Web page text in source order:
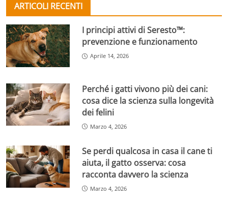
ARTICOLI RECENTI
I principi attivi di Seresto™:
prevenzione e funzionamento
Aprile 14, 2026
Perché i gatti vivono più dei cani:
cosa dice la scienza sulla longevità
dei felini
Marzo 4, 2026
Se perdi qualcosa in casa il cane ti
aiuta, il gatto osserva: cosa
racconta davvero la scienza
Marzo 4, 2026